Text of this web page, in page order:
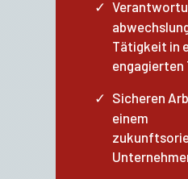
Tätigkeit in
engagierten
Sicheren
einem